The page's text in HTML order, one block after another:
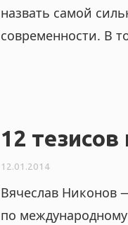
назвать самой
современности. В
12
12.01.2014
Вячеслав Никонов
по